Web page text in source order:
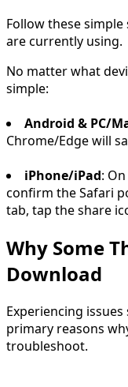
Follow these
are currently using.
No matter what
simple:
Android & PC/
Chrome/Edge will
iPhone/iPad:
confirm the Safari
tab, tap the share
Why Some
Download
Experiencing
primary reasons
troubleshoot.